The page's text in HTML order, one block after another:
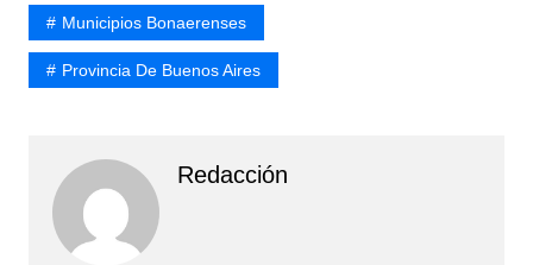
Municipios Bonaerenses
Provincia De Buenos Aires
Redacción